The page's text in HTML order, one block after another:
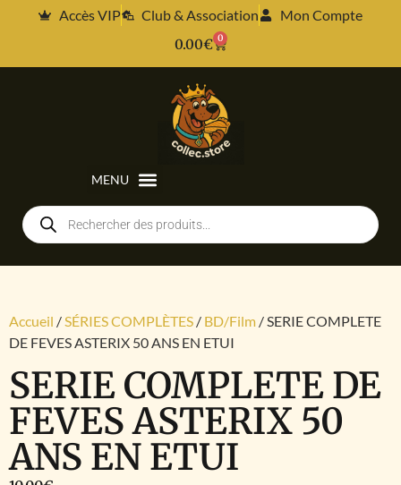
Accès VIP Club & Association
Mon Compte
0.00€ 0
Accueil /SÉRIES COMPLÈTES / BD/Film / SERIE COMPLETE
DE FEVES ASTERIX 50 ANS EN ETUI
SERIE COMPLETE DE
FEVES ASTERIX 50
ANS EN ETUI